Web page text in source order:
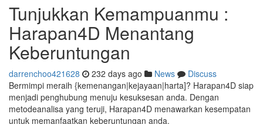
Tunjukkan Kemampuanmu :
Harapan4D Menantang
Keberuntungan
darrenchoo421628 232 days ago News
Discuss
Bermimpi meraih {kemenangan|kejayaan|harta]? Harapan4D siap
menjadi penghubung menuju kesuksesan anda. Dengan
metodeanalisa yang teruji, Harapan4D menawarkan kesempatan
untuk memanfaatkan keberuntungan anda.